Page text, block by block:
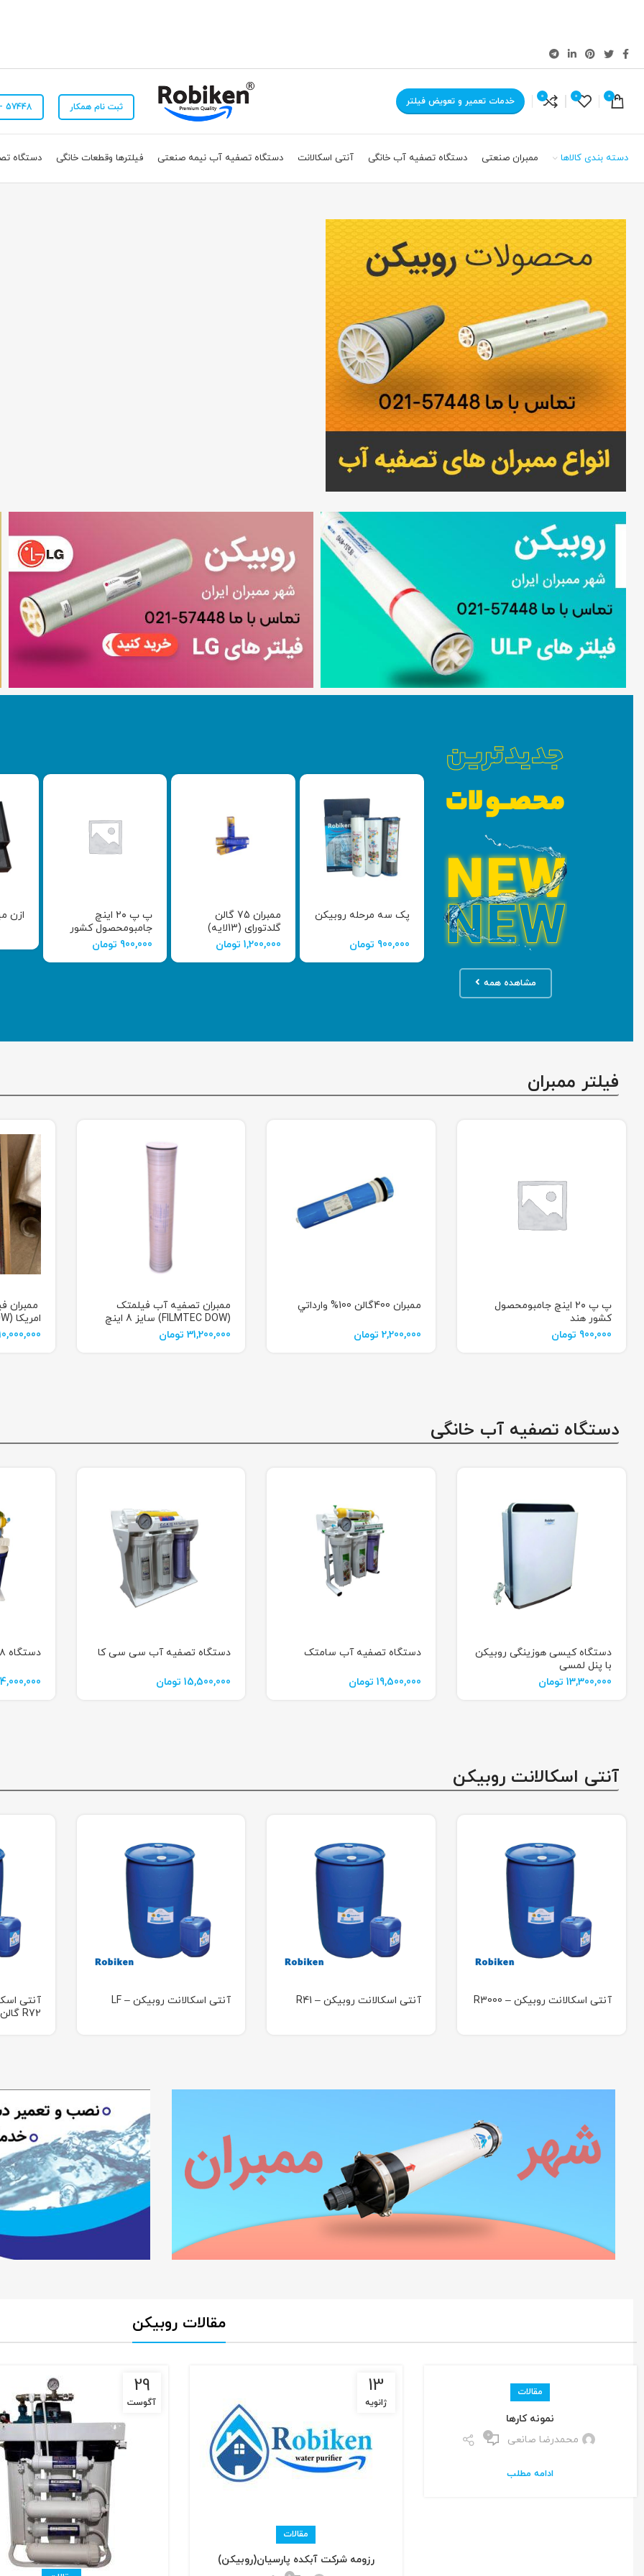
0
0
0 خدمات تعمیر و تعویض فیلتر ثبت نام همکار 57448 - 021 📞
دسته بندی کالاها ممبران صنعتی دستگاه تصفیه آب خانگی آنتی اسکالانت دستگاه تصفیه آب نیمه صنعتی فیلترها وقطعات خانگی دستگاه
مشاهده همه
پک سه مرحله روبیکن
900,000 تومان
ممبران 75 گالن
گلدتورای (13لایه)
1,200,000 تومان
پ پ ۲۰ اینچ
جامبومحصول کشور
هند
900,000 تومان
ازن
فیلتر ممبران
پ پ ۲۰ اینچ جامبومحصول
کشور هند
900,000 تومان
ممبران 400گالن 100% وارداتي
2,200,000 تومان
ممبران تصفیه آب فیلمتک
(FILMTEC DOW) سایز 8 اینچ
مدل BW30-400
31,200,000 تومان
ممبران
مدل BW30-400
دستگاه تصفیه آب خانگی
دستگاه کیسی هوزینگی روبیکن
با پنل لمسی
13,300,000 تومان
دستگاه تصفیه آب سامتک
19,500,000 تومان
دستگاه تصفیه آب سی سی کا
15,500,000 تومان
دستگاه ۸ مرحله KAROFI
آنتی اسکالانت روبیکن
آنتی اسکالانت روبیکن – R3000 آنتی اسکالانت روبیکن – R41 آنتی اسکالانت روبیکن – LF
آنتی
R72 گالن ۲۵ کیلوگرمی
مقالات روبیکن
مقالات
نمونه کارها
محمدرضا صانعی 0
ادامه مطلب
13
ژانویه
مقالات
رزومه شرکت آبکده پارسیان(روبیکن)
29
آگوست